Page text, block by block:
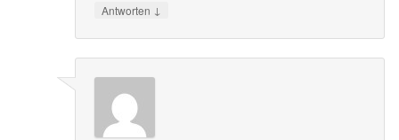
Antworten ↓